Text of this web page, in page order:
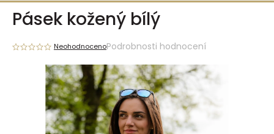
Přejít
obsahPásek kožený bílý
NeohodnocenoPodrobnosti hodnocení